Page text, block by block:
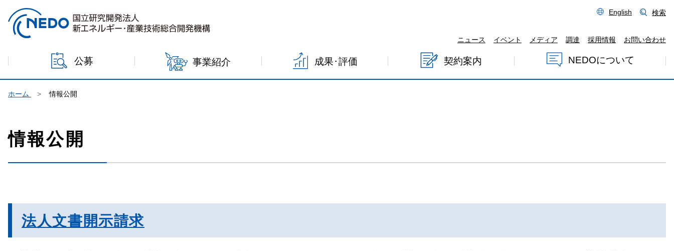
本文へジャンプ
English 検索
ニュース イベント メディア 調達 採用情報 お問い合わせ
公募 事業紹介 成果･評価 契約案内 NEDOについて
ホーム 情報公開
情報公開
法人文書開示請求